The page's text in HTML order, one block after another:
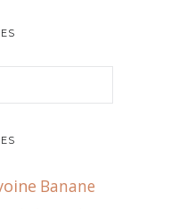
Banane